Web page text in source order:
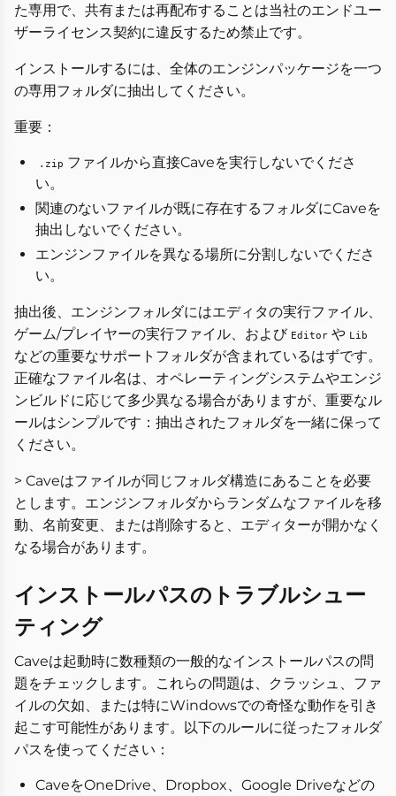
た専用で、共有または再配布することは当社のエンドユー
ザーライセンス契約に違反するため禁止です。
インストールするには、全体のエンジンパッケージを一つ
の専用フォルダに抽出してください。
重要：
.zip ファイルから直接Caveを実行しないでくださ
い。
関連のないファイルが既に存在するフォルダにCaveを
抽出しないでください。
エンジンファイルを異なる場所に分割しないでくださ
い。
抽出後、エンジンフォルダにはエディタの実行ファイル、
ゲーム/プレイヤーの実行ファイル、および Editor や Lib
などの重要なサポートフォルダが含まれているはずです。
正確なファイル名は、オペレーティングシステムやエンジ
ンビルドに応じて多少異なる場合がありますが、重要なル
ールはシンプルです：抽出されたフォルダを一緒に保って
ください。
> Caveはファイルが同じフォルダ構造にあることを必要
とします。エンジンフォルダからランダムなファイルを移
動、名前変更、または削除すると、エディターが開かなく
なる場合があります。
インストールパスのトラブルシュー
ティング
Caveは起動時に数種類の一般的なインストールパスの問
題をチェックします。これらの問題は、クラッシュ、ファ
イルの欠如、または特にWindowsでの奇怪な動作を引き
起こす可能性があります。以下のルールに従ったフォルダ
パスを使ってください：
CaveをOneDrive、Dropbox、Google Driveなどの